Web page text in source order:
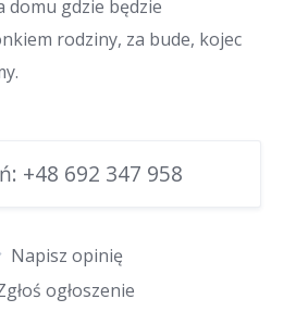
domu gdzie będzie
rodziny, za bude, kojec
+48 692 347 958
Napisz opinię
ogłoszenie